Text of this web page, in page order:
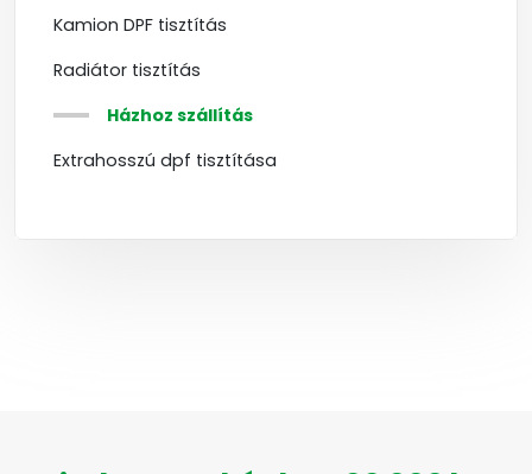
Kamion DPF tisztítás
Radiátor tisztítás
Házhoz szállítás
Extrahosszú dpf tisztítása